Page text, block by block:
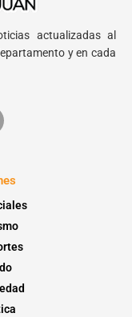
actualizadas al
y en cada